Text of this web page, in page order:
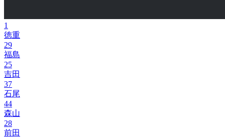
1
徳重
29
福島
25
吉田
37
石尾
44
森山
28
前田